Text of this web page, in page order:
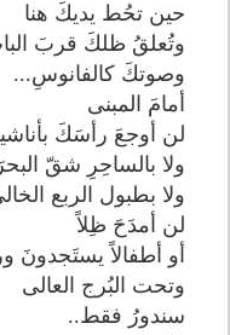
حين تحُط يديكَ هنا
وتُعلقُ ظلكَ قربَ
وصوتكَ كالفانوسِ...
أمامَ المبنى
لن أوجعَ رأسَكَ
ولا بالساحِرِ شقّ البحرَ
ولا بطبول الربع
لن أمدَحَ ظِلاً
أو أطفالاً يستَجدونَ
وتحت البُرج العالى
سندورُ فقط..